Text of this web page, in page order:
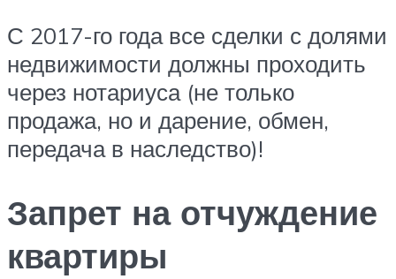
С 2017-го года все сделки с долями
недвижимости должны проходить
через нотариуса (не только
продажа, но и дарение, обмен,
передача в наследство)!
Запрет на отчуждение
квартиры